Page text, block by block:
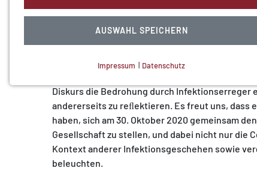
30Okt 20 Infektionen und
In einer Zeit, in der wir auf vielfältige Weise die
gesellschaftlichen Bereiche erleben, ist es
Gesellschaft aus verschiedenen
Diskurs die Bedrohung durch
andererseits zu reﬂektieren. Es freut uns, dass
haben, sich am 30. Oktober 2020 gemeinsam
Gesellschaft zu stellen, und dabei nicht nur die
Kontext anderer Infektionsgeschehen sowie
beleuchten.
AUSWAHL SPEICHERN
Technisch notwendig.
Impressum | Datenschutz